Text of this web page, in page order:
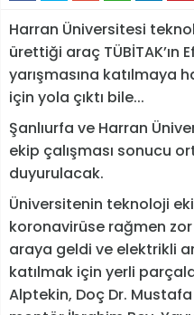
Harran Üniversitesi
ürettiği araç TÜBİTAK’ın
yarışmasına katılmaya
için yola çıktı bile...
Şanlıurfa ve Harran
ekip çalışması sonucu
duyurulacak.
Üniversitenin teknoloji
koronavirüse rağmen
araya geldi ve elektrikli
katılmak için yerli
Alptekin, Doç Dr. Mustafa